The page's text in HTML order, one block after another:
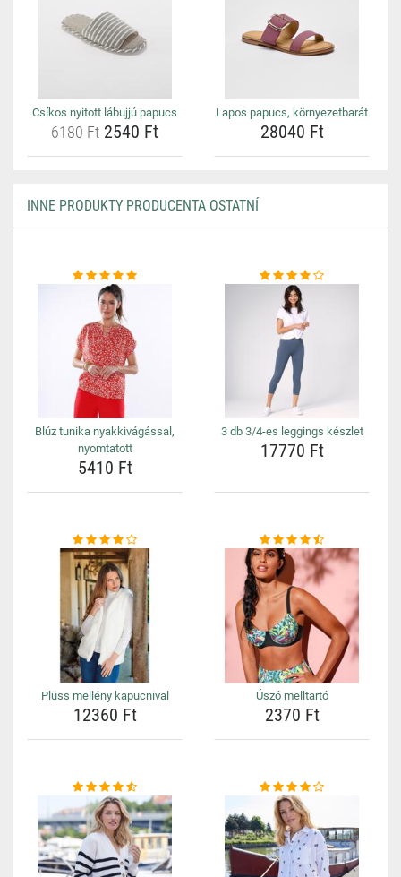
Csíkos nyitott lábujjú papucs
6180 Ft 2540 Ft
Lapos papucs, környezetbarát
28040 Ft
INNE PRODUKTY PRODUCENTA OSTATNÍ
Blúz tunika nyakkivágással,
nyomtatott
5410 Ft
3 db 3/4-es leggings készlet
17770 Ft
Plüss mellény kapucnival
12360 Ft
Úszó melltartó
2370 Ft